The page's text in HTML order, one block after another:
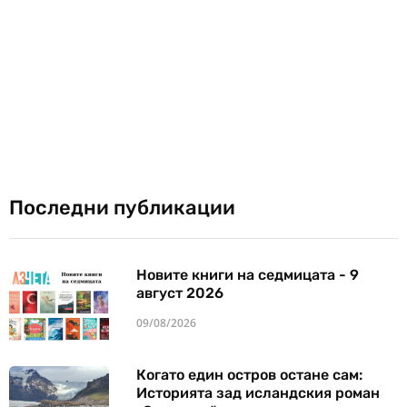
Последни публикации
Новите книги на седмицата - 9
август 2026
09/08/2026
Когато един остров остане сам:
Историята зад исландския роман